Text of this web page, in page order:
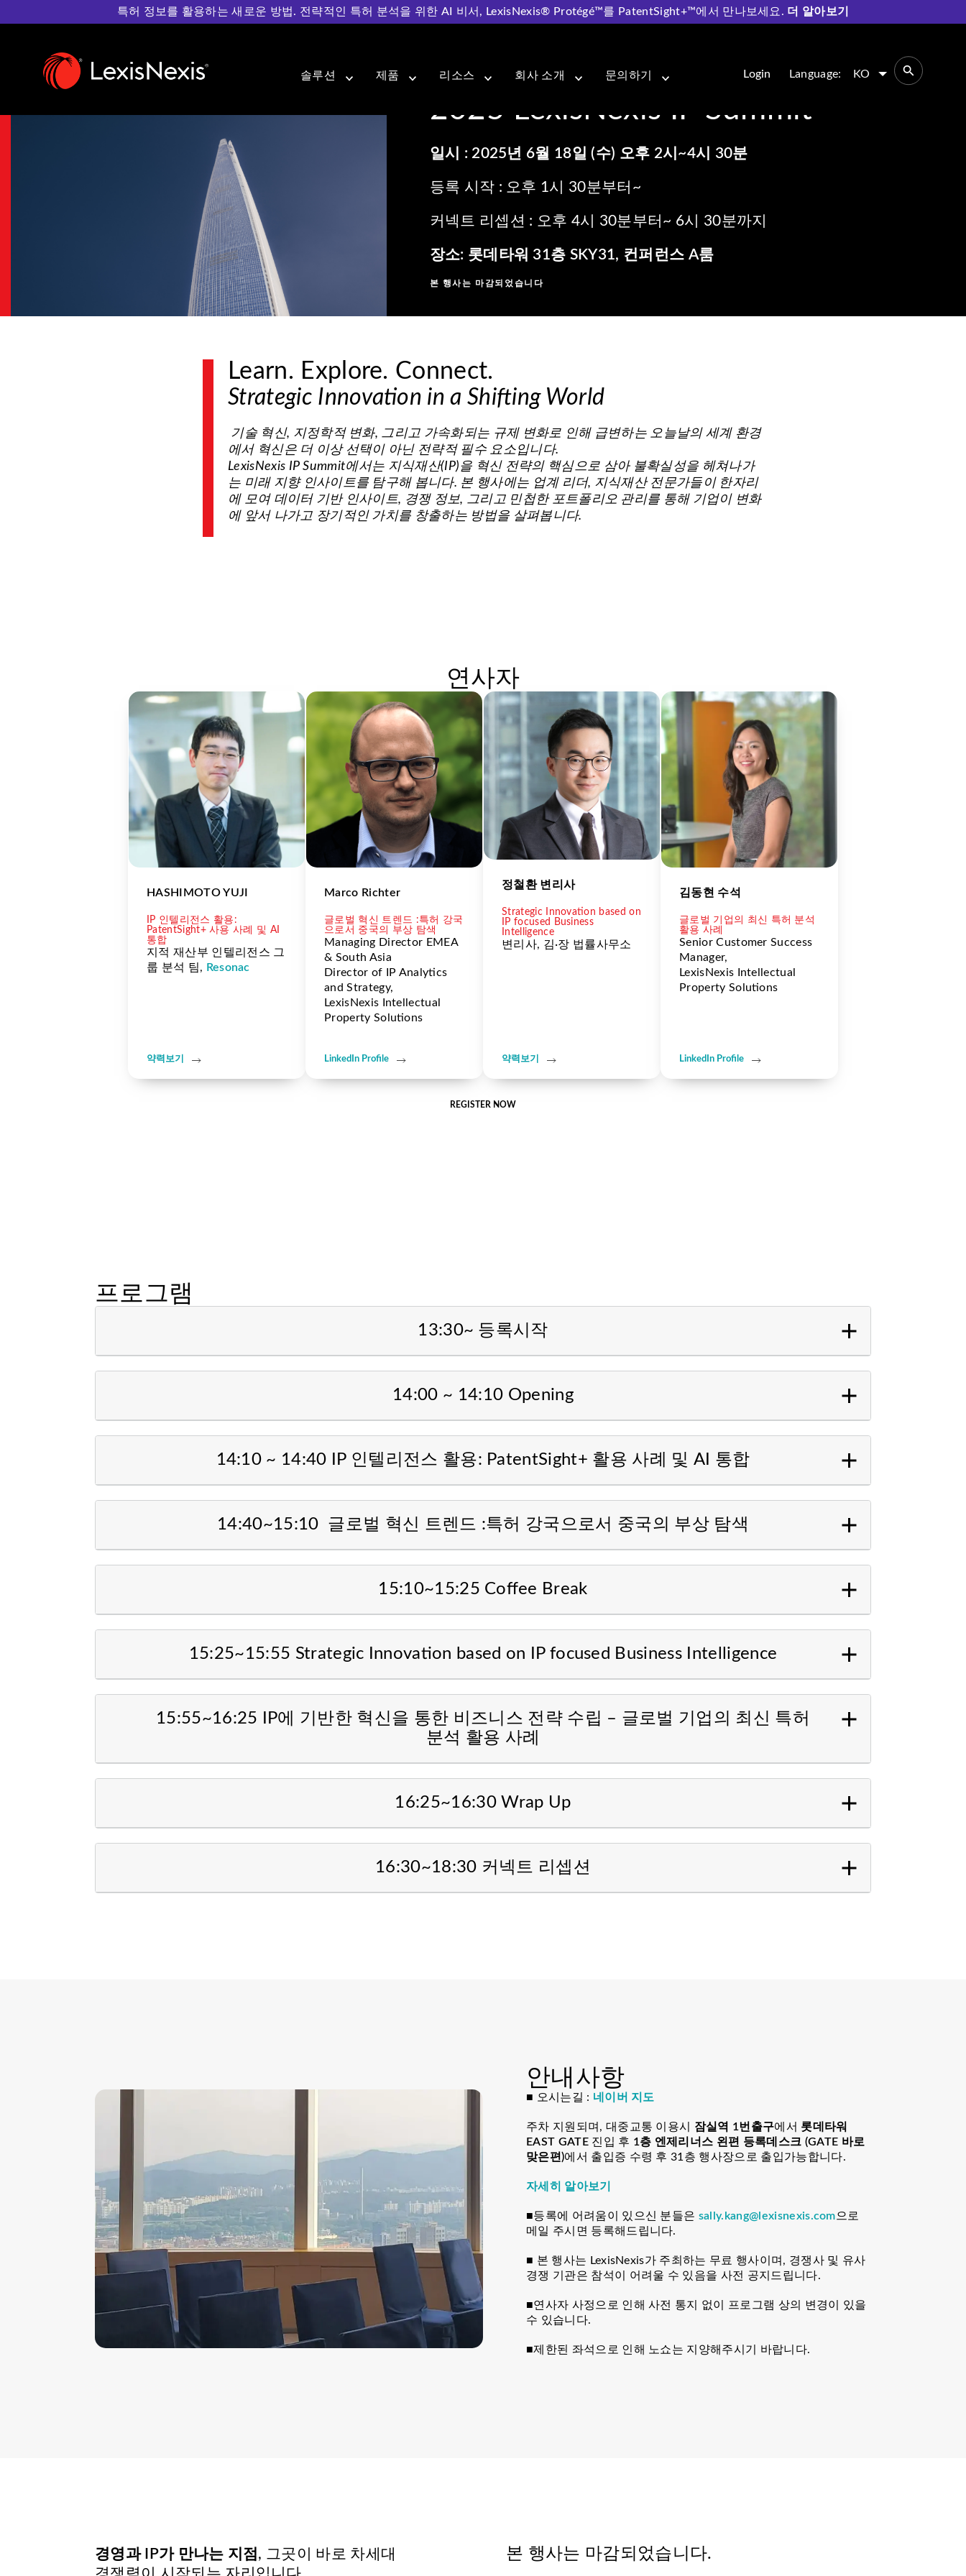
특허 정보를 활용하는 새로운 방법. 전략적인 특허 분석을 위한 AI 비서, LexisNexis® Protégé™를 PatentSight+™에서 만나보세요. 더 알아보기
솔루션 제품 리소스 회사 소개 문의하기 Login Language: KO
2025 LexisNexis IP Summit
일시 : 2025년 6월 18일 (수) 오후 2시~4시 30분
등록 시작 : 오후 1시 30분부터~
커넥트 리셉션 : 오후 4시 30분부터~ 6시 30분까지
장소: 롯데타워 31층 SKY31, 컨퍼런스 A룸
본 행사는 마감되었습니다
Learn. Explore. Connect.
Strategic Innovation in a Shifting World
기술 혁신, 지정학적 변화, 그리고 가속화되는 규제 변화로 인해 급변하는 오늘날의 세계 환경
에서 혁신은 더 이상 선택이 아닌 전략적 필수 요소입니다.
LexisNexis IP Summit에서는 지식재산(IP)을 혁신 전략의 핵심으로 삼아 불확실성을 헤쳐나가
는 미래 지향 인사이트를 탐구해 봅니다. 본 행사에는 업계 리더, 지식재산 전문가들이 한자리
에 모여 데이터 기반 인사이트, 경쟁 정보, 그리고 민첩한 포트폴리오 관리를 통해 기업이 변화
에 앞서 나가고 장기적인 가치를 창출하는 방법을 살펴봅니다.
연사자
HASHIMOTO YUJI
IP 인텔리전스 활용:
PatentSight+ 사용 사례 및 AI
통합
지적 재산부 인텔리전스 그
룹 분석 팀, Resonac
약력보기
Marco Richter
글로벌 혁신 트렌드 :특허 강국
으로서 중국의 부상 탐색
Managing Director EMEA
& South Asia
Director of IP Analytics
and Strategy,
LexisNexis Intellectual
Property Solutions
LinkedIn Profile
정철환 변리사
Strategic Innovation based on
IP focused Business
Intelligence
변리사, 김·장 법률사무소
약력보기
김동현 수석
글로벌 기업의 최신 특허 분석
활용 사례
Senior Customer Success
Manager,
LexisNexis Intellectual
Property Solutions
LinkedIn Profile
REGISTER NOW
프로그램
13:30~ 등록시작
14:00 ~ 14:10 Opening
14:10 ~ 14:40 IP 인텔리전스 활용: PatentSight+ 활용 사례 및 AI 통합
14:40~15:10 글로벌 혁신 트렌드 :특허 강국으로서 중국의 부상 탐색
15:10~15:25 Coffee Break
15:25~15:55 Strategic Innovation based on IP focused Business Intelligence
15:55~16:25 IP에 기반한 혁신을 통한 비즈니스 전략 수립 – 글로벌 기업의 최신 특허
분석 활용 사례
16:25~16:30 Wrap Up
16:30~18:30 커넥트 리셉션
안내사항
■ 오시는길 : 네이버 지도
주차 지원되며, 대중교통 이용시 잠실역 1번출구에서 롯데타워
EAST GATE진입 후 1층 엔제리너스 왼편 등록데스크 (GATE 바로
맞은편)에서 출입증 수령 후 31층 행사장으로 출입가능합니다.
자세히 알아보기
■등록에 어려움이 있으신 분들은 sally.kang@lexisnexis.com으로
메일 주시면 등록해드립니다.
■ 본 행사는 LexisNexis가 주최하는 무료 행사이며, 경쟁사 및 유사
경쟁 기관은 참석이 어려울 수 있음을 사전 공지드립니다.
■연사자 사정으로 인해 사전 통지 없이 프로그램 상의 변경이 있을
수 있습니다.
■제한된 좌석으로 인해 노쇼는 지양해주시기 바랍니다.
경영과 IP가 만나는 지점, 그곳이 바로 차세대
본 행사는 마감되었습니다.